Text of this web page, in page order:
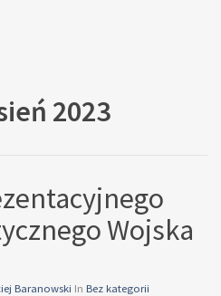
2023
Wojska
Baranowski In Bez kategorii